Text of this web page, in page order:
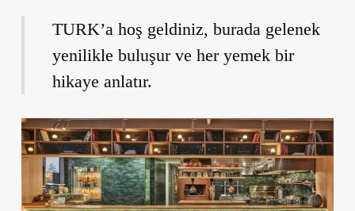
TURK’a hoş geldiniz, burada gelenek
yenilikle buluşur ve her yemek bir
hikaye anlatır.